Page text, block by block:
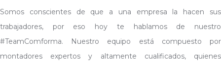
Somos conscientes de que a una empresa la hacen sus
trabajadores, por eso hoy te hablamos de nuestro
#TeamComforma. Nuestro equipo está compuesto por
montadores expertos y altamente cualificados, quienes